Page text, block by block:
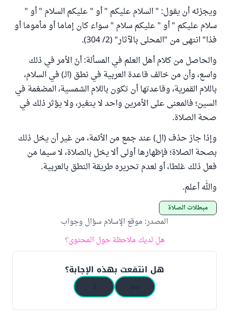
ويجزئه أن يقول: "السلام عليكم " أو " عليكم السلام " أو "
سلام عليكم " أو " عليكم سلام " سواء كان إماما أو مأموما أو
فذا" انتهى من "المحلى بالآثار" (2/ 304).
والحاصل من كلام أهل العلم في المسألة: أنّ الأمر في ذلك
واسع، وأن من خالف قاعدة العربية في نطق (الـ) في السلام،
باللام القمرية، وقاعدتها أن تكون باللام الشمسية، المضغمة في
السين؛ فالمعنى على الأمرين واحد لا يتغير، ولا يؤثر ذلك في
صحة الصلاة.
وإذا جاز حذف (ال) عند جمع من الأئمة، من غير أن يخل ذلك
بصحة الصلاة؛ فإظهارها أولى ألا يخل بالصلاة، لا سيما من
فعل ذلك غلطا، أو لعدم تحريره طريقة النطق بالعربية.
والله أعلم.
مبطلات الصلاة
المصدر: موقع الإسلام سؤال وجواب
هل لديك ملاحظة حول المحتوى؟
هل انتفعت بهذه الإجابة؟